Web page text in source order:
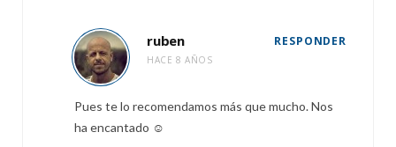
ruben
HACE 8 AÑOS
RESPONDER
Pues te lo recomendamos más que mucho. Nos
ha encantado ☺️